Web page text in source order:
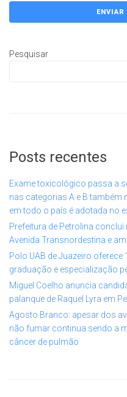
Pesquisar
Posts recentes
Exame toxicológico passa a
nas categorias A e B também
em todo o país é adotada no
Prefeitura de Petrolina
Avenida Transnordestina e
Polo UAB de Juazeiro
graduação e especialização
Miguel Coelho anuncia
palanque de Raquel Lyra em
Agosto Branco: apesar dos
não fumar continua sendo a
câncer de pulmão